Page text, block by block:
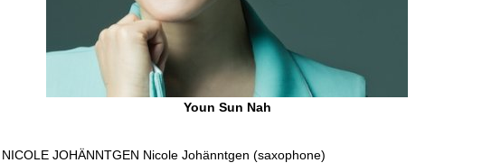
Youn Sun Nah
JOHÄNNTGEN Nicole Johänntgen (saxophone)